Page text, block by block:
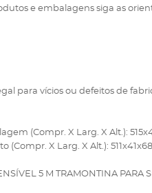
e embalagens siga as
para vícios ou defeitos de
(Compr. X Larg. X Alt.):
(Compr. X Larg. X Alt.):
5 M TRAMONTINA PARA